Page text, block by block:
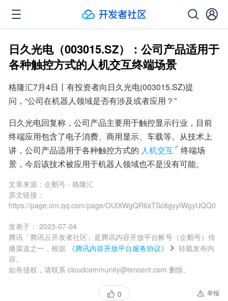
日久光电（003015.SZ）：公司产品适用于
各种触控方式的人机交互终端场景
格隆汇7月4日丨有投资者向日久光电(003015.SZ)提
问，“公司在机器人领域是否有涉及或者应用？”
日久光电回复称，公司产品主要用于触控显示行业，目前
终端应用包含了电子消费、商用显示、车载等。从技术上
讲，公司产品适用于各种触控方式的 人机交互
终端场
景，今后该技术被应用于机器人领域也不是没有可能。
文章来源： 企鹅号 - 格隆汇
原文链接：
https://page.om.qq.com/page/OUlXWgQR6sTSc8gyyIWgyUQQ0
发表于： 2023-07-04
腾讯「腾讯云开发者社区」是腾讯内容开放平台帐号（企鹅号）传
播渠道之一，根据
《腾讯内容开放平台服务协议》
转载发布内
容。
如有侵权，请联系 cloudcommunity@tencent.com 删除。
0 举报